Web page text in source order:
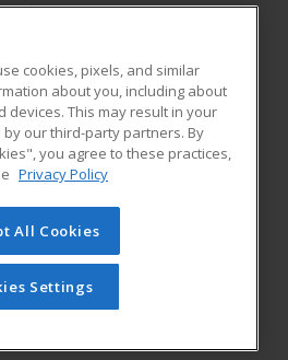
RESOURCES
Student Blog
of Cengage Learning. All rights
this site cannot be reproduced or
you have obtained prior written
Learning.Privacy Policy
cookies, pixels, and similar
about you, including about
devices. This may result in your
our third-party partners. By
you agree to these practices,
Privacy Policy
All Cookies
Settings